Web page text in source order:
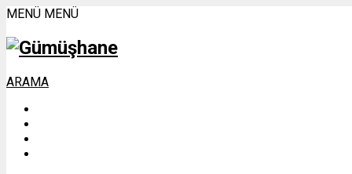
MENÜ MENÜ
ARAMA